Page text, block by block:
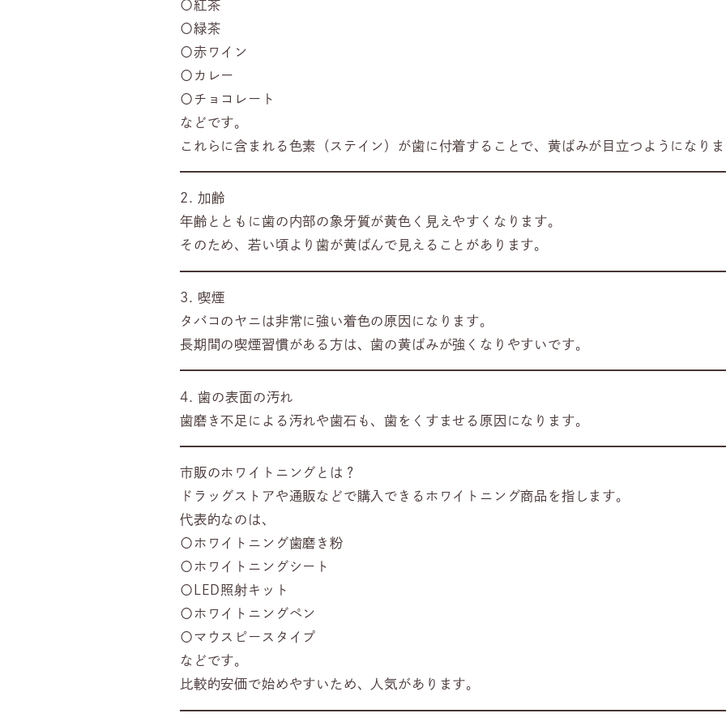
〇紅茶
〇緑茶
〇赤ワイン
〇カレー
〇チョコレート
などです。
これらに含まれる色素（ステイン）が歯に付着することで、黄ばみが目立つようになり
2. 加齢
年齢とともに歯の内部の象牙質が黄色く見えやすくなります。
そのため、若い頃より歯が黄ばんで見えることがあります。
3. 喫煙
タバコのヤニは非常に強い着色の原因になります。
長期間の喫煙習慣がある方は、歯の黄ばみが強くなりやすいです。
4. 歯の表面の汚れ
歯磨き不足による汚れや歯石も、歯をくすませる原因になります。
市販のホワイトニングとは？
ドラッグストアや通販などで購入できるホワイトニング商品を指します。
代表的なのは、
〇ホワイトニング歯磨き粉
〇ホワイトニングシート
〇LED照射キット
〇ホワイトニングペン
〇マウスピースタイプ
などです。
比較的安価で始めやすいため、人気があります。